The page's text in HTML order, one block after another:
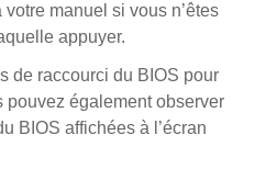
manuel si vous n’êtes
appuyer.
de raccourci du BIOS pour
pouvez également observer
BIOS affichées à l’écran